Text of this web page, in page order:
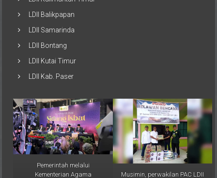
LDII Samarinda
LDII Kutai Timur
Pemerintah melalui
Kementerian Agama
(Kemenag) RI resmi
Musimin, perwakilan PAC LDII
Desa Sumber Sari,